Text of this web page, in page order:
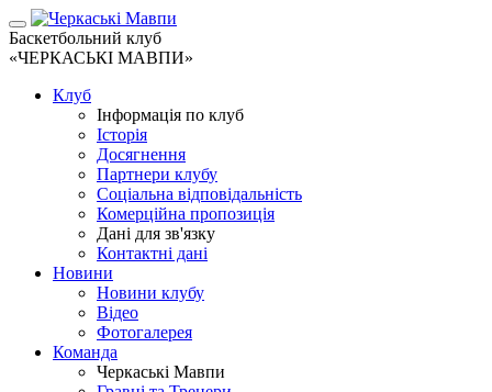
Баскетбольний клуб
«ЧЕРКАСЬКІ МАВПИ»
Клуб
Інформація по клуб
Історія
Досягнення
Партнери клубу
Соціальна відповідальність
Комерційна пропозиція
Дані для зв'язку
Контактні дані
Новини
Новини клубу
Відео
Фотогалерея
Команда
Черкаські Мавпи